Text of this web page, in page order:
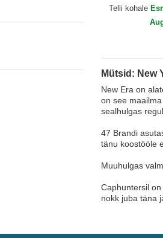
MLB New Era
Telli kohale
Mütsid: New
New Era on
on see
sealhulgas
47 Brandi
tänu koostööle
Muuhulgas
Caphuntersil
nokk juba täna